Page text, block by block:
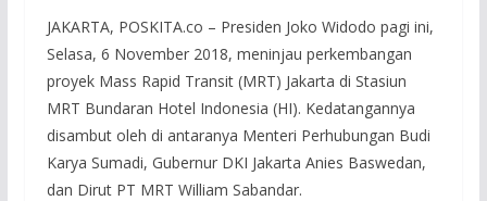
JAKARTA, POSKITA.co – Presiden Joko Widodo pagi ini,
Selasa, 6 November 2018, meninjau perkembangan
proyek Mass Rapid Transit (MRT) Jakarta di Stasiun
MRT Bundaran Hotel Indonesia (HI). Kedatangannya
disambut oleh di antaranya Menteri Perhubungan Budi
Karya Sumadi, Gubernur DKI Jakarta Anies Baswedan,
dan Dirut PT MRT William Sabandar.